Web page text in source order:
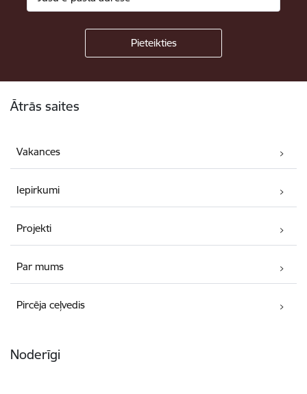
Ātrās saites
Vakances
Iepirkumi
Projekti
Par mums
Pircēja ceļvedis
Noderīgi